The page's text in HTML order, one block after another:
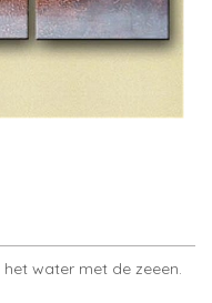
water met de zeeen.